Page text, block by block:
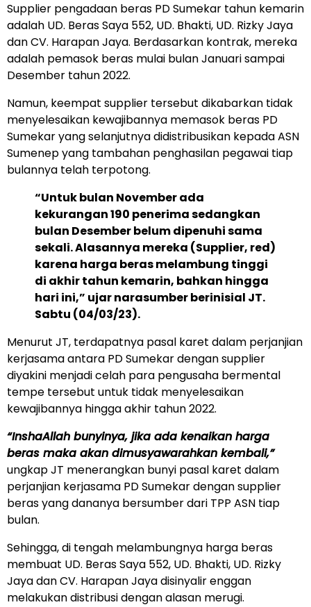
Supplier pengadaan beras PD Sumekar tahun kemarin
adalah UD. Beras Saya 552, UD. Bhakti, UD. Rizky Jaya
dan CV. Harapan Jaya. Berdasarkan kontrak, mereka
adalah pemasok beras mulai bulan Januari sampai
Desember tahun 2022.
Namun, keempat supplier tersebut dikabarkan tidak
menyelesaikan kewajibannya memasok beras PD
Sumekar yang selanjutnya didistribusikan kepada ASN
Sumenep yang tambahan penghasilan pegawai tiap
bulannya telah terpotong.
“Untuk bulan November ada
kekurangan 190 penerima sedangkan
bulan Desember belum dipenuhi sama
sekali. Alasannya mereka (Supplier, red)
karena harga beras melambung tinggi
di akhir tahun kemarin, bahkan hingga
hari ini,” ujar narasumber berinisial JT.
Sabtu (04/03/23).
Menurut JT, terdapatnya pasal karet dalam perjanjian
kerjasama antara PD Sumekar dengan supplier
diyakini menjadi celah para pengusaha bermental
tempe tersebut untuk tidak menyelesaikan
kewajibannya hingga akhir tahun 2022.
“InshaAllah bunyinya, jika ada kenaikan harga
beras maka akan dimusyawarahkan kembali,”
ungkap JT menerangkan bunyi pasal karet dalam
perjanjian kerjasama PD Sumekar dengan supplier
beras yang dananya bersumber dari TPP ASN tiap
bulan.
Sehingga, di tengah melambungnya harga beras
membuat UD. Beras Saya 552, UD. Bhakti, UD. Rizky
Jaya dan CV. Harapan Jaya disinyalir enggan
melakukan distribusi dengan alasan merugi.